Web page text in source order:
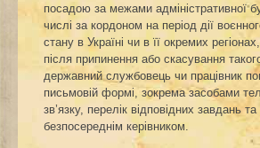
посадою за межами адміністративної
числі за кордоном на період дії
стану в Україні чи в її окремих
після припинення або скасування
державний службовець чи працівник
письмовій формі, зокрема засобами
зв’язку, перелік відповідних завдань
безпосереднім керівником.